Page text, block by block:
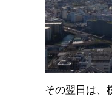
その翌日は、